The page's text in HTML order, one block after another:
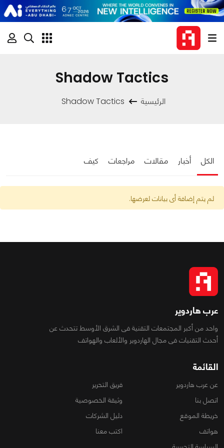
Shadow Tactics
الرئيسية Shadow Tactics
الكل أخبار مقالات مراجعات كيف
لم يتم إضافة أى بيانات لعرضها.
عرب هاردوير
واحد من أكبر المجتمعات التقنية فى الشرق الأوسط تتحدث عن
أحدث التقنيات فى مجال الهاردوير والألعاب والهواتف
القائمة
عن عرب هاردوير
فريق التحرير
اتصل بنا
وثيقة الخصوصية
خريطة الموقع
دليل الشركات
هواتف
اكتب معنا